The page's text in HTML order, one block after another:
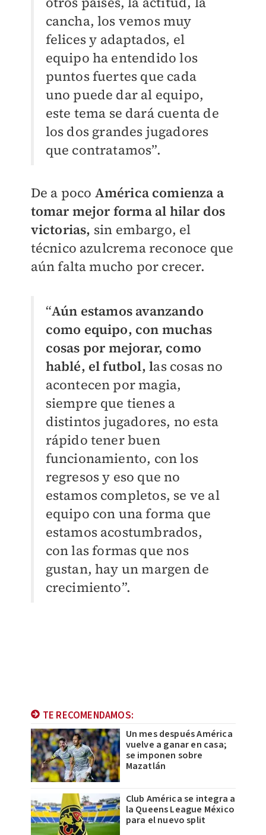
cancha, los vemos muy
felices y adaptados, el
equipo ha entendido los
puntos fuertes que cada
uno puede dar al equipo,
este tema se dará cuenta de
los dos grandes jugadores
que contratamos”.
De a poco América comienza a
tomar mejor forma al hilar dos
victorias, sin embargo, el
técnico azulcrema reconoce que
aún falta mucho por crecer.
“Aún estamos avanzando
como equipo, con muchas
cosas por mejorar, como
hablé, el futbol, las cosas no
acontecen por magia,
siempre que tienes a
distintos jugadores, no esta
rápido tener buen
funcionamiento, con los
regresos y eso que no
estamos completos, se ve al
equipo con una forma que
estamos acostumbrados,
con las formas que nos
gustan, hay un margen de
crecimiento”.
TE RECOMENDAMOS:
Un mes después América
vuelve a ganar en casa;
se imponen sobre
Mazatlán
Club América se integra a
la Queens League México
para el nuevo split